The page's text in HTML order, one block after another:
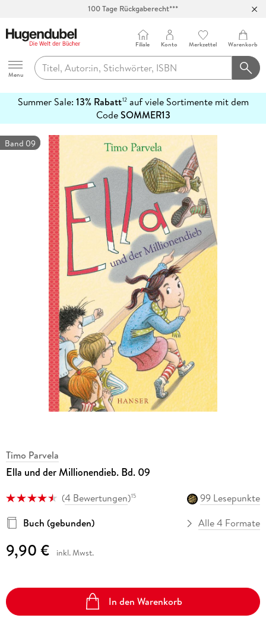
100 Tage Rückgaberecht***
Hugendubel
Menu
Filiale Konto Merkzettel Warenkorb
Summer Sale: 13% Rabatt12auf viele Sortimente mit dem
CodeSOMMER13
erfahren
Band 09
Timo Parvela
Ella und der Millionendieb. Bd. 09
(4 Bewertungen)15
99 Lesepunkte
Buch (gebunden)
Alle 4 Formate
9,90 € inkl. Mwst.
In den Warenkorb